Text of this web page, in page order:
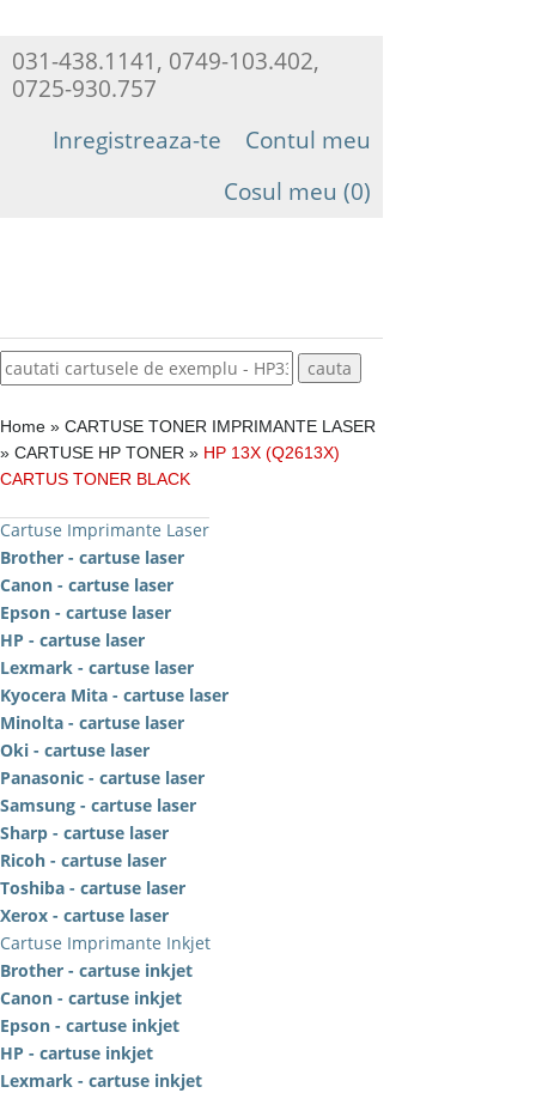
031-438.1141, 0749-103.402,
0725-930.757
Contul meu
Inregistreaza-te
Cosul meu (0)
Home » CARTUSE TONER IMPRIMANTE LASER
» CARTUSE HP TONER » HP 13X (Q2613X)
CARTUS TONER BLACK
Cartuse Imprimante Laser
Brother - cartuse laser
Canon - cartuse laser
Epson - cartuse laser
HP - cartuse laser
Lexmark - cartuse laser
Kyocera Mita - cartuse laser
Minolta - cartuse laser
Oki - cartuse laser
Panasonic - cartuse laser
Samsung - cartuse laser
Sharp - cartuse laser
Ricoh - cartuse laser
Toshiba - cartuse laser
Xerox - cartuse laser
Cartuse Imprimante Inkjet
Brother - cartuse inkjet
Canon - cartuse inkjet
Epson - cartuse inkjet
HP - cartuse inkjet
Lexmark - cartuse inkjet